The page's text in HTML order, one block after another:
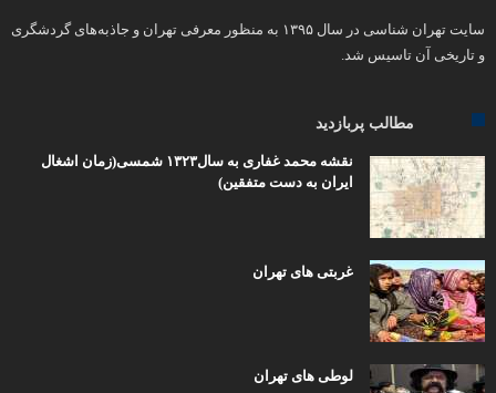
سایت تهران شناسی در سال ۱۳۹۵ به منظور معرفی تهران و جاذبه‌های گردشگری
و تاریخی آن تاسیس شد.
مطالب پربازدید
نقشه محمد غفاری به سال۱۳۲۳ شمسی(زمان اشغال
ایران به دست متفقین)
غربتی های تهران
لوطی های تهران